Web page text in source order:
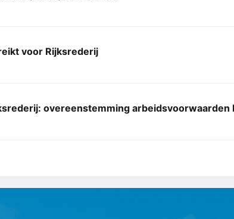
voor Rijksrederij
overeenstemming arbeidsvoorwaarden